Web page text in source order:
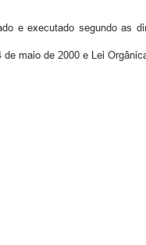
e executado segundo as
de maio de 2000 e Lei